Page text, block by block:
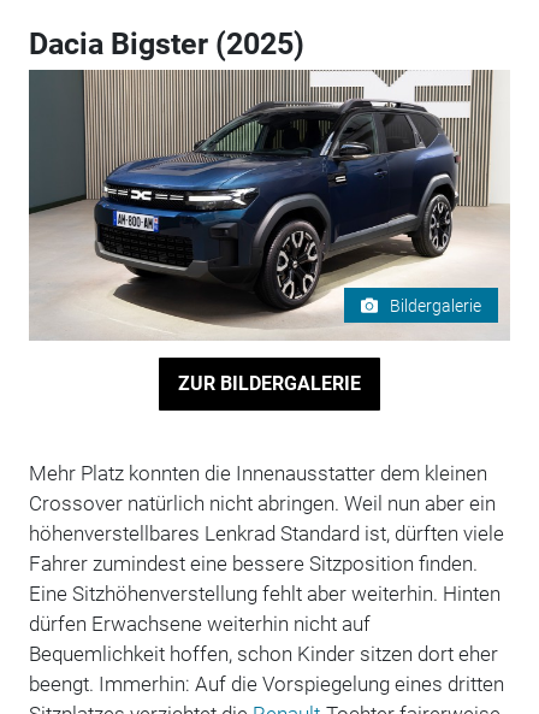
Dacia Bigster (2025)
Bildergalerie
ZUR BILDERGALERIE
Mehr Platz konnten die Innenausstatter dem kleinen
Crossover natürlich nicht abringen. Weil nun aber ein
höhenverstellbares Lenkrad Standard ist, dürften viele
Fahrer zumindest eine bessere Sitzposition finden.
Eine Sitzhöhenverstellung fehlt aber weiterhin. Hinten
dürfen Erwachsene weiterhin nicht auf
Bequemlichkeit hoffen, schon Kinder sitzen dort eher
beengt. Immerhin: Auf die Vorspiegelung eines dritten